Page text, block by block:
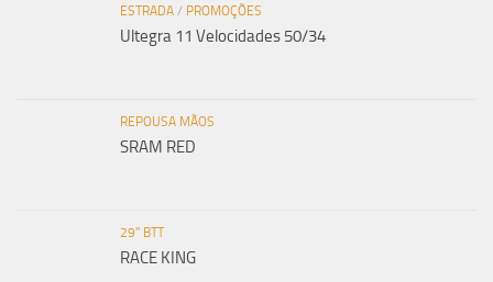
ESTRADA / PROMOÇÕES
Ultegra 11 Velocidades 50/34
REPOUSA MÃOS
SRAM RED
29" BTT
RACE KING